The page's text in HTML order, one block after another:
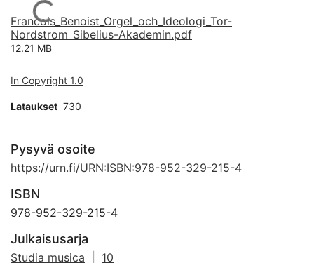
Ladataan...
Francois_Benoist_Orgel_och_Ideologi_Tor-
Nordstrom_Sibelius-Akademin.pdf
12.21 MB
In Copyright 1.0
Lataukset 730
Pysyvä osoite
https://urn.fi/URN:ISBN:978-952-329-215-4
ISBN
978-952-329-215-4
Julkaisusarja
Studia musica 10